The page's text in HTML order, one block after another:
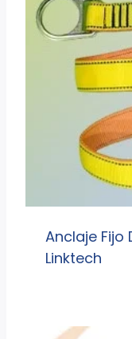
Anclaje Fijo
Linktech